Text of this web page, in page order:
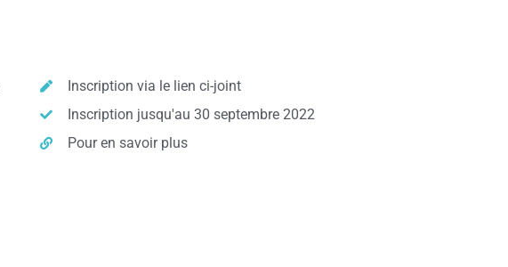
Inscription via le lien ci-joint
Inscription jusqu'au 30 septembre 2022
Pour en savoir plus